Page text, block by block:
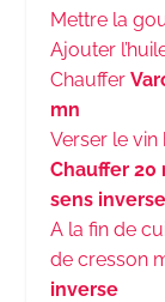
Mettre la
Ajouter
Chauffer
mn
Verser le
Chauffer
sens inverse
A la fin de
de cresson
inverse